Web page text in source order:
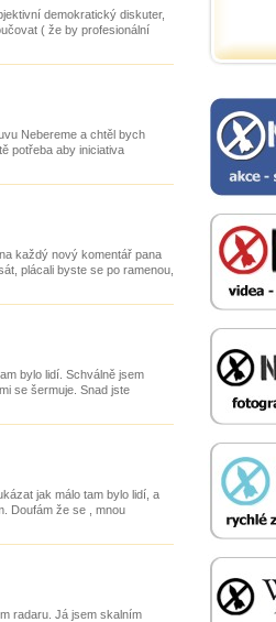
demokratický diskuter,
( že by profesionální
Nebereme a chtěl bych
potřeba aby iniciativa
každý nový komentář pana
plácali byste se po ramenou,
bylo lidí. Schválně jsem
se šermuje. Snad jste
jak málo tam bylo lidí, a
Doufám že se , mnou
radaru. Já jsem skalním